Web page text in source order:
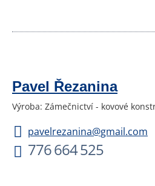
Pavel Řezanina
Výroba: Zámečnictví - kovové
pavelrezanina@gmail.com
776 664 525